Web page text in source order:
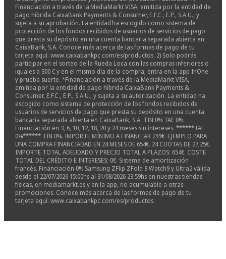
Financiación a través de la MediaMarkt VISA, emitida por la entidad de
pago híbrida CaixaBank Payments & Consumer, E.F.C., E.P., S.A.U., y
sujeta a su aprobación. La entidad ha escogido como sistema de
protección de los fondos recibidos de usuarios de servicios de pago
que presta su depósito en una cuenta bancaria separada abierta en
CaixaBank, S.A. Conoce más acerca de las formas de pago de tu
tarjeta aquí: www.caixabankpc.com/es/productos. 2) Solo podrás
participar en el sorteo de la Rueda Loca con las compras inferiores o
iguales a 300 € y en el mismo día de la compra; entra en la app InOne
y prueba suerte. *Financiación a través de la MediaMarkt VISA,
emitida por la entidad de pago híbrida CaixaBank Payments &
Consumer, E.F.C., E.P., S.A.U., y sujeta a su autorización. La entidad ha
escogido como sistema de protección de los fondos recibidos de
usuarios de servicios de pago que presta su depósito en una cuenta
bancaria separada abierta en CaixaBank, S.A. TIN 0% TAE 0%.
Financiación en 3, 6, 10, 12, 18, 20 y 24 meses sin intereses. ******TAE
0%****** TIN 0%. IMPORTE MÍNIMO A FINANCIAR 299€. EJEMPLO PARA
UNA COMPRA FINANCIADAD EN 24 MESES DE 654€. 24 CUOTAS DE 27,25€.
IMPORTE TOTAL ADEUDADO Y PRECIO TOTAL A PLAZOS: 654€. COSTE
TOTAL DEL CRÉDITO E INTERESES: 0€. Sistema de amortización
francés. Financiación 0% Samsung ZFlip ZFold 8 Watch9 y Ultra2 válida
desde el 22/07/2026 15:00hs al 31/08/2026 23:59hs en nuestras tiendas
físicas, en mediamarkt.es y en la app, no acumulable a otras
promociones. Conoce más acerca de las formas de pago de tu
tarjeta aquí: www.caixabankpc.com/es/productos.